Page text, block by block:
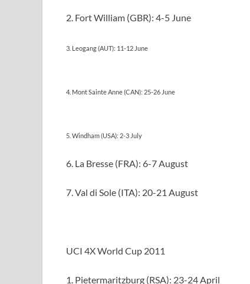
2. Fort William (GBR): 4-5 June
3. Leogang (AUT): 11-12 June
4. Mont Sainte Anne (CAN): 25-26 June
5. Windham (USA): 2-3 July
6. La Bresse (FRA): 6-7 August
7. Val di Sole (ITA): 20-21 August
UCI 4X World Cup 2011
1. Pietermaritzburg (RSA): 23-24 April